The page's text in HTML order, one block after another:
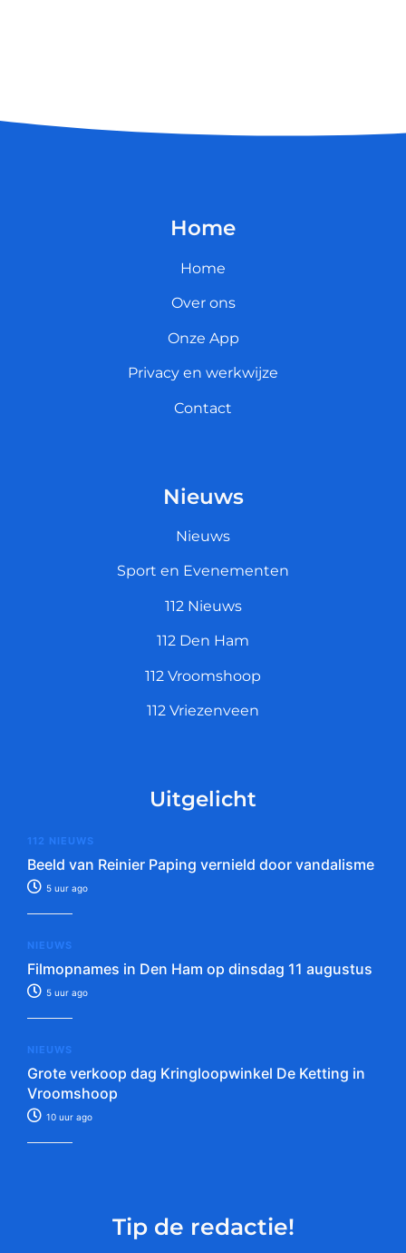
Home
Home
Over ons
Onze App
Privacy en werkwijze
Contact
Nieuws
Nieuws
Sport en Evenementen
112 Nieuws
112 Den Ham
112 Vroomshoop
112 Vriezenveen
Uitgelicht
112 NIEUWS
Beeld van Reinier Paping vernield door vandalisme
5 uur ago
NIEUWS
Filmopnames in Den Ham op dinsdag 11 augustus
5 uur ago
NIEUWS
Grote verkoop dag Kringloopwinkel De Ketting in
Vroomshoop
10 uur ago
Tip de redactie!